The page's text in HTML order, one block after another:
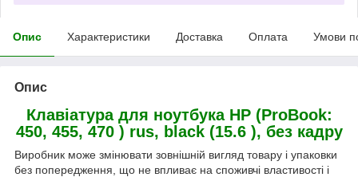
Опис Характеристики Доставка Оплата Умови
Опис
Клавіатурадля ноутбука HP (ProBook:
450, 455, 470 ) rus, black (15.6 ), без кадру
Виробник може змінювати зовнішній вигляд товару і упаковки
без попередження, що не впливає на споживчі властивості і